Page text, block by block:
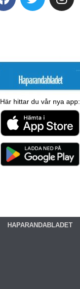
Här hittar du vår nya app:
HAPARANDABLADET